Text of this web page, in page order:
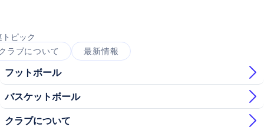
トピック
ラブについて
最新情報
フットボール
バスケットボール
クラブについて